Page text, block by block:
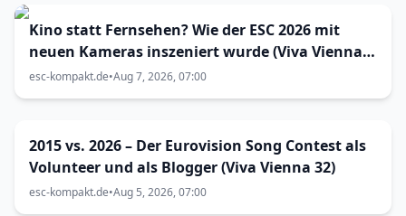
Kino statt Fernsehen? Wie der ESC 2026 mit
neuen Kameras inszeniert wurde (Viva Vienna
33)
esc-kompakt.de•Aug 7, 2026, 07:00
2015 vs. 2026 – Der Eurovision Song Contest als
Volunteer und als Blogger (Viva Vienna 32)
esc-kompakt.de•Aug 5, 2026, 07:00